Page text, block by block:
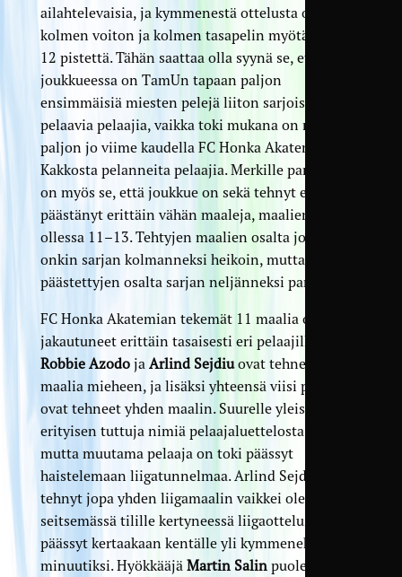
ailahtelevaisia, ja kymmenestä ottelusta on
kolmen voiton ja kolmen tasapelin myötä koossa
12 pistettä. Tähän saattaa olla syynä se, että
joukkueessa on TamUn tapaan paljon
ensimmäisiä miesten pelejä liiton sarjoissa
pelaavia pelaajia, vaikka toki mukana on myös
paljon jo viime kaudella FC Honka Akatemiassa
Kakkosta pelanneita pelaajia. Merkille pantavaa
on myös se, että joukkue on sekä tehnyt että
päästänyt erittäin vähän maaleja, maalieron
ollessa 11–13. Tehtyjen maalien osalta joukkue
onkin sarjan kolmanneksi heikoin, mutta
päästettyjen osalta sarjan neljänneksi paras.
FC Honka Akatemian tekemät 11 maalia ovat
jakautuneet erittäin tasaisesti eri pelaajille.
Robbie Azodoja Arlind Sejdiuovat tehneet kolme
maalia mieheen, ja lisäksi yhteensä viisi pelaajaa
ovat tehneet yhden maalin. Suurelle yleisölle
erityisen tuttuja nimiä pelaajaluettelosta ei löydy,
mutta muutama pelaaja on toki päässyt
haistelemaan liigatunnelmaa. Arlind Sejdiu on
tehnyt jopa yhden liigamaalin vaikkei ole
seitsemässä tilille kertyneessä liigaottelussa
päässyt kertaakaan kentälle yli kymmeneksi
minuutiksi. Hyökkääjä Martin Salinpuolestaan